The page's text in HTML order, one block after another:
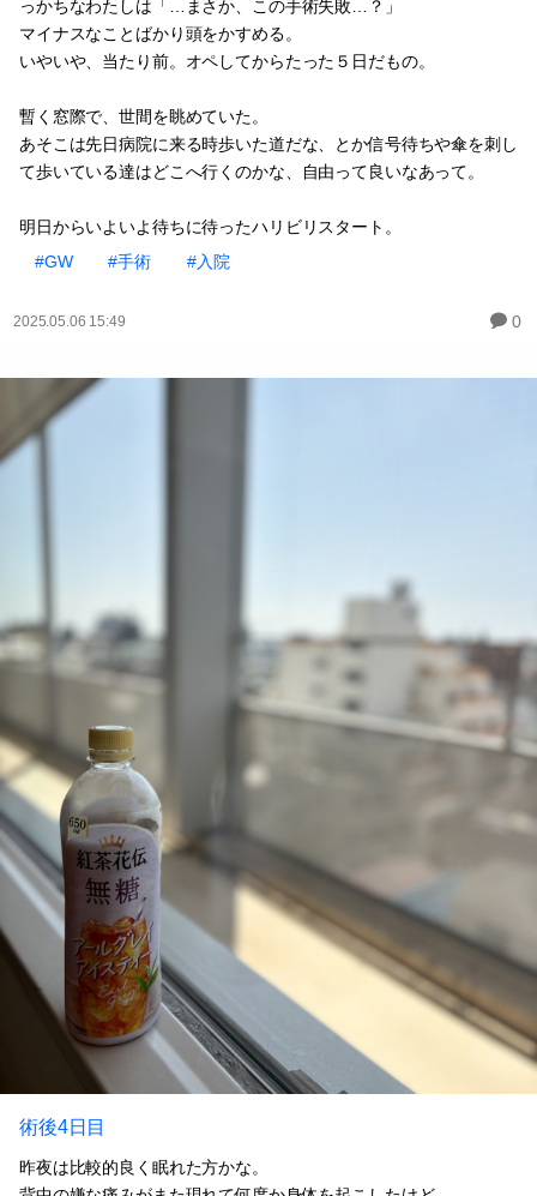
っかちなわたしは「…まさか、この手術失敗…？」
マイナスなことばかり頭をかすめる。
いやいや、当たり前。オペしてからたった５日だもの。
暫く窓際で、世間を眺めていた。
あそこは先日病院に来る時歩いた道だな、とか信号待ちや傘を刺し
て歩いている達はどこへ行くのかな、自由って良いなあって。
明日からいよいよ待ちに待ったハリビリスタート。
#GW
#手術 #入院
2025.05.06 15:49 0
術後4日目
昨夜は比較的良く眠れた方かな。